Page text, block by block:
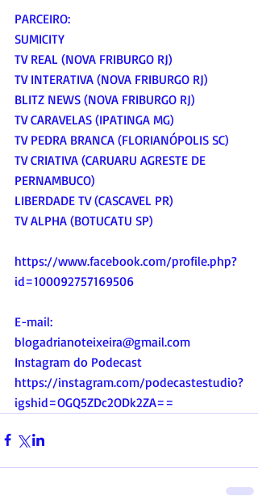
PARCEIRO:
SUMICITY
TV REAL (NOVA FRIBURGO RJ)
TV INTERATIVA (NOVA FRIBURGO RJ)
BLITZ NEWS (NOVA FRIBURGO RJ)
TV CARAVELAS (IPATINGA MG)
TV PEDRA BRANCA (FLORIANÓPOLIS SC)
TV CRIATIVA (CARUARU AGRESTE DE
PERNAMBUCO)
LIBERDADE TV (CASCAVEL PR)
TV ALPHA (BOTUCATU SP)
https://www.facebook.com/profile.php?
id=100092757169506
E-mail:
blogadrianoteixeira@gmail.com
Instagram do Podecast
https://instagram.com/podecastestudio?
igshid=OGQ5ZDc2ODk2ZA==